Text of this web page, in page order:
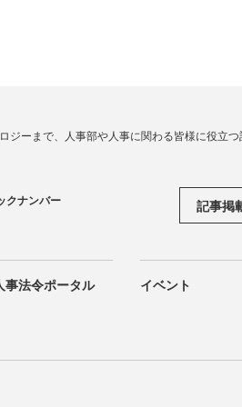
ーまで、人事部や人事に関わる皆様に役立
クナンバー 記事掲
事法令ポータル イベント